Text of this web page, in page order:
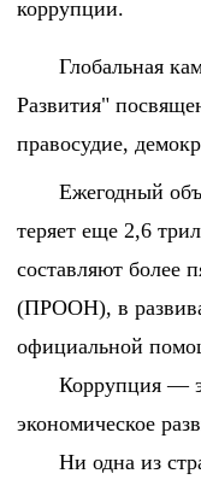
коррупции.
Глобальная
Развития"
правосудие,
Ежегодный
теряет еще 2,6
составляют
(ПРООН), в
официальной
Коррупция —
экономическое
Ни одна из